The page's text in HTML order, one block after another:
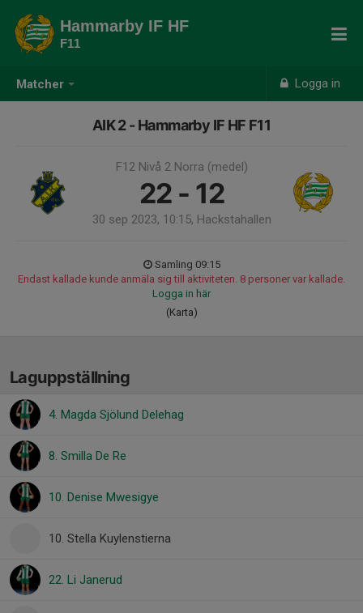
Matcher Logga in
Hammarby IF HF
F11
AIK 2 - Hammarby IF HF F11
F12 Nivå 2 Norra (medel)
22 - 12
30 sep 2023, 10:15, Hackstahallen
Samling 09:15
Endast kallade kunde anmäla sig till aktiviteten. 8 personer var kallade.
Logga in här
(Karta)
Laguppställning
4. Magda Sjölund Delehag
8. Smilla De Re
10. Denise Mwesigye
10. Stella Kuylenstierna
22. Li Janerud